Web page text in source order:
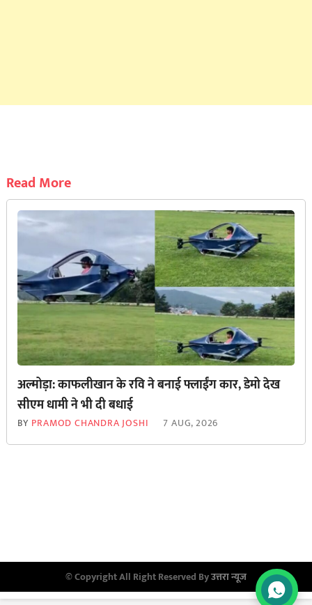
Read More
अल्मोड़ा: काफलीखान के रवि ने बनाई फ्लाईंग कार, डेमो देख
सीएम धामी ने भी दी बधाई
BY PRAMOD CHANDRA JOSHI 7 AUG, 2026
© Copyright All Right Reserved Byउत्तरा न्यूज